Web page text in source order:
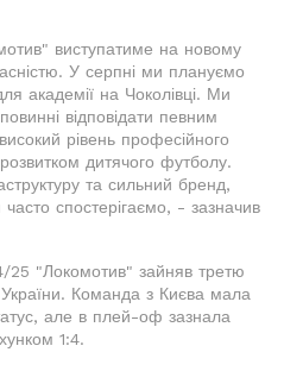
виступатиме на новому
У серпні ми плануємо
академії на Чоколівці. Ми
відповідати певним
рівень професійного
дитячого футболу.
та сильний бренд,
спостерігаємо, - зазначив
25 "Локомотив" зайняв третю
України. Команда з Києва мала
але в плей-оф зазнала
1:4.